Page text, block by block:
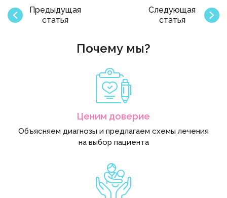
Предыдущая
статья
Следующая
статья
Почему мы?
Ценим доверие
Объясняем диагнозы и предлагаем схемы лечения
на выбор пациента